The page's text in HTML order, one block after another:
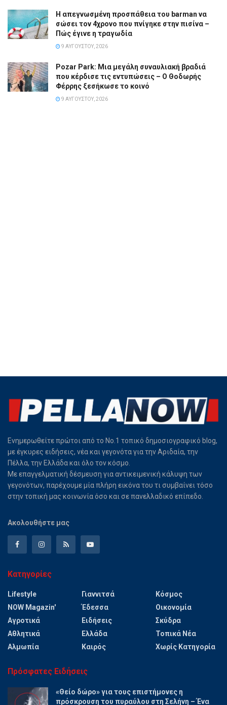
Η απεγνωσμένη προσπάθεια του barman να
σώσει τον 4χρονο που πνίγηκε στην πισίνα –
Πώς έγινε η τραγωδία
9 ΑΥΓΟΎΣΤΟΥ, 2026
Pozar Park: Μια μεγάλη συναυλιακή βραδιά
που κέρδισε τις εντυπώσεις – Ο Θοδωρής
Φέρρης ξεσήκωσε το κοινό
9 ΑΥΓΟΎΣΤΟΥ, 2026
Ενημερωθείτε πρώτοι από το Νο.1 τοπικό δημοσιογραφικό blog,
με έγκυρες ειδήσεις, νέα και γεγονότα για την Αριδαία, την
Πέλλα, την Ελλάδα και όλο τον κόσμο.
Με επαγγελματική δέσμευση για αντικειμενική κάλυψη των
γεγονότων, παρέχουμε μία πλήρη εικόνα του τι συμβαίνει τόσο
στην τοπική μας κοινωνία όσο και σε πανελλαδικό επίπεδο.
Ακολουθήστε μας
Κατηγορίες
Lifestyle
NOW Magazin'
Αγροτικά
Αθλητικά
Αλμωπία
Γιαννιτσά
Έδεσσα
Ειδήσεις
Ελλάδα
Καιρός
Κόσμος
Οικονομία
Σκύδρα
Τοπικά Νέα
Χωρίς Κατηγορία
Πρόσφατες Ειδήσεις
«Θείο δώρο» για τους επιστήμονες η
πρόσκρουση του πυραύλου στη Σελήνη – Ένα